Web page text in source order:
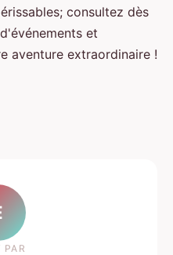
consultez dès
et
aventure extraordinaire !
PAR